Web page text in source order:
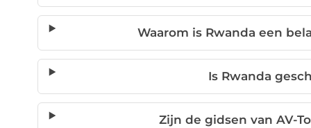
Waarom is Rwanda een
Is Rwanda
Zijn de gidsen van AV-